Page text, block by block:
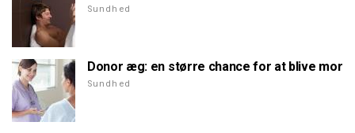
Sundhed
Donor æg: en større chance for at blive mor
Sundhed